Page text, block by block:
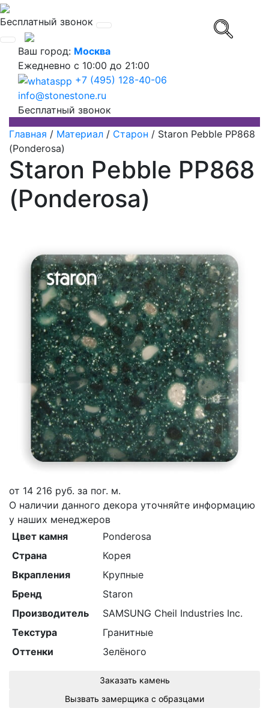
Бесплатный звонок
Ваш город: Москва
Ежедневно с 10:00 до 21:00
+7 (495) 128-40-06
info@stonestone.ru
Бесплатный звонок
Главная / Материал / Старон / Staron Pebble PP868
(Ponderosa)
Staron Pebble PP868
(Ponderosa)
от 14 216 руб. за пог. м.
О наличии данного декора уточняйте информацию
у наших менеджеров
Цвет камня
Ponderosa
Страна
Корея
Вкрапления
Крупные
Бренд
Staron
Производитель
SAMSUNG Cheil Industries Inc.
Текстура
Гранитные
Оттенки
Зелёного
Заказать камень
Вызвать замерщика с образцами